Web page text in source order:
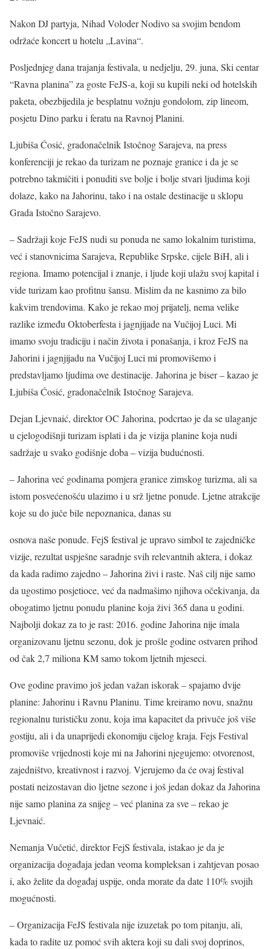
Nakon DJ partyja, Nihad Voloder Nodivo sa svojim bendom
održaće koncert u hotelu „Lavina“.
Posljednjeg dana trajanja festivala, u nedjelju, 29. juna, Ski centar
“Ravna planina” za goste FeJS-a, koji su kupili neki od hotelskih
paketa, obezbijedila je besplatnu vožnju gondolom, zip lineom,
posjetu Dino parku i feratu na Ravnoj Planini.
Ljubiša Ćosić, gradonačelnik Istočnog Sarajeva, na press
konferenciji je rekao da turizam ne poznaje granice i da je se
potrebno takmičiti i ponuditi sve bolje i bolje stvari ljudima koji
dolaze, kako na Jahorinu, tako i na ostale destinacije u sklopu
Grada Istočno Sarajevo.
– Sadržaji koje FeJS nudi su ponuda ne samo lokalnim turistima,
već i stanovnicima Sarajeva, Republike Srpske, cijele BiH, ali i
regiona. Imamo potencijal i znanje, i ljude koji ulažu svoj kapital i
vide turizam kao profitnu šansu. Mislim da ne kasnimo za bilo
kakvim trendovima. Kako je rekao moj prijatelj, nema velike
razlike između Oktoberfesta i jagnjijade na Vučijoj Luci. Mi
imamo svoju tradiciju i način života i ponašanja, i kroz FeJS na
Jahorini i jagnjijadu na Vučijoj Luci mi promovišemo i
predstavljamo ljudima ove destinacije. Jahorina je biser – kazao je
Ljubiša Ćosić, gradonačelnik Istočnog Sarajeva.
Dejan Ljevnaić, direktor OC Jahorina, podcrtao je da se ulaganje
u cjelogodišnji turizam isplati i da je vizija planine koja nudi
sadržaje u svako godišnje doba – vizija budućnosti.
– Jahorina već godinama pomjera granice zimskog turizma, ali sa
istom posvećenošću ulazimo i u srž ljetne ponude. Ljetne atrakcije
koje su do juče bile nepoznanica, danas su
osnova naše ponude. FejS festival je upravo simbol te zajedničke
vizije, rezultat uspješne saradnje svih relevantnih aktera, i dokaz
da kada radimo zajedno – Jahorina živi i raste. Naš cilj nije samo
da ugostimo posjetioce, već da nadmašimo njihova očekivanja, da
obogatimo ljetnu ponudu planine koja živi 365 dana u godini.
Najbolji dokaz za to je rast: 2016. godine Jahorina nije imala
organizovanu ljetnu sezonu, dok je prošle godine ostvaren prihod
od čak 2,7 miliona KM samo tokom ljetnih mjeseci.
Ove godine pravimo još jedan važan iskorak – spajamo dvije
planine: Jahorinu i Ravnu Planinu. Time kreiramo novu, snažnu
regionalnu turističku zonu, koja ima kapacitet da privuče još više
gostiju, ali i da unaprijedi ekonomiju cijelog kraja. Fejs Festival
promoviše vrijednosti koje mi na Jahorini njegujemo: otvorenost,
zajedništvo, kreativnost i razvoj. Vjerujemo da će ovaj festival
postati neizostavan dio ljetne sezone i još jedan dokaz da Jahorina
nije samo planina za snijeg – već planina za sve – rekao je
Ljevnaić.
Nemanja Vučetić, direktor FejS festivala, istakao je da je
organizacija događaja jedan veoma kompleksan i zahtjevan posao
i, ako želite da događaj uspije, onda morate da date 110% svojih
mogućnosti.
– Organizacija FeJS festivala nije izuzetak po tom pitanju, ali,
kada to radite uz pomoć svih aktera koji su dali svoj doprinos,